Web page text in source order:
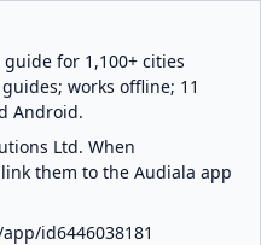
for 1,100+ cities
works offline; 11
Android.
Ltd. When
them to the Audiala app
id6446038181